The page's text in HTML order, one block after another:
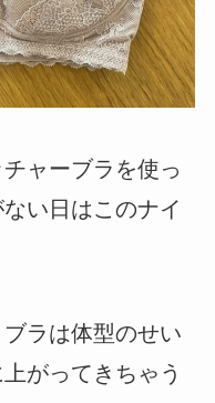
ャーブラを使っ
い日はこのナイ
ラは体型のせい
がってきちゃう